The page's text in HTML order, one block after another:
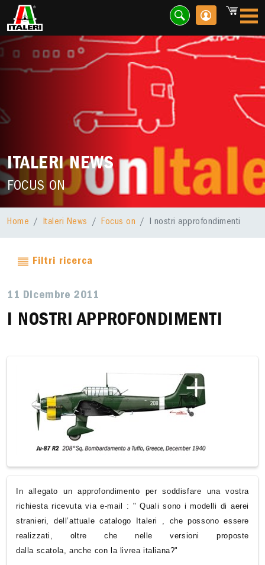
ITALERI NEWS
FOCUS ON
Home Italeri News Focus on I nostri approfondimenti
Filtri ricerca
11 Dicembre 2011
I NOSTRI APPROFONDIMENTI
In allegato un approfondimento per soddisfare una vostra
richiesta ricevuta via e-mail : " Quali sono i modelli di aerei
stranieri, dell’attuale catalogo Italeri , che possono essere
realizzati, oltre che nelle versioni proposte
dalla scatola, anche con la livrea italiana?"